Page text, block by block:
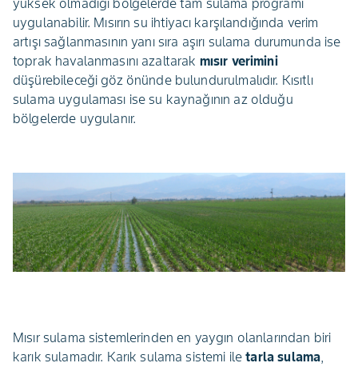
yüksek olmadığı bölgelerde tam sulama programı
uygulanabilir. Mısırın su ihtiyacı karşılandığında verim
artışı sağlanmasının yanı sıra aşırı sulama durumunda ise
toprak havalanmasını azaltarak mısır verimini
düşürebileceği göz önünde bulundurulmalıdır. Kısıtlı
sulama uygulaması ise su kaynağının az olduğu
bölgelerde uygulanır.
Mısır sulama sistemlerinden en yaygın olanlarından biri
karık sulamadır. Karık sulama sistemi ile tarla sulama